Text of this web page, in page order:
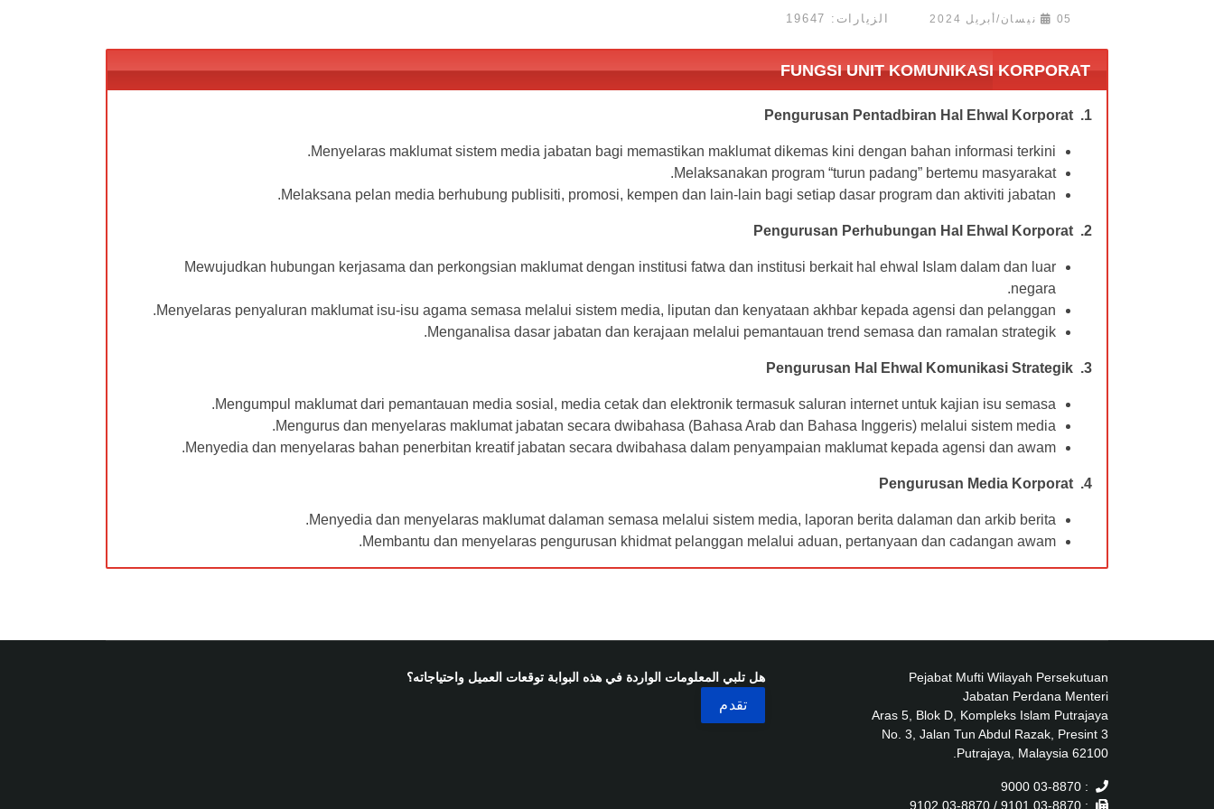
05 نيسان/أبريل 2024 الزيارات: 19647
FUNGSI UNIT KOMUNIKASI KORPORAT
1. Pengurusan Pentadbiran Hal Ehwal Korporat
Menyelaras maklumat sistem media jabatan bagi memastikan maklumat dikemas kini dengan bahan informasi terkini.
Melaksanakan program “turun padang” bertemu masyarakat.
Melaksana pelan media berhubung publisiti, promosi, kempen dan lain-lain bagi setiap dasar program dan aktiviti jabatan.
2. Pengurusan Perhubungan Hal Ehwal Korporat
Mewujudkan hubungan kerjasama dan perkongsian maklumat dengan institusi fatwa dan institusi berkait hal ehwal Islam dalam dan luar
negara.
Menyelaras penyaluran maklumat isu-isu agama semasa melalui sistem media, liputan dan kenyataan akhbar kepada agensi dan pelanggan.
Menganalisa dasar jabatan dan kerajaan melalui pemantauan trend semasa dan ramalan strategik.
3.
Pengurusan Hal Ehwal Komunikasi Strategik
Mengumpul maklumat dari pemantauan media sosial, media cetak dan elektronik termasuk saluran internet untuk kajian isu semasa.
Mengurus dan menyelaras maklumat jabatan secara dwibahasa (Bahasa Arab dan Bahasa Inggeris) melalui sistem media.
Menyedia dan menyelaras bahan penerbitan kreatif jabatan secara dwibahasa dalam penyampaian maklumat kepada agensi dan awam.
4. Pengurusan Media Korporat
Menyedia dan menyelaras maklumat dalaman semasa melalui sistem media, laporan berita dalaman dan arkib berita.
Membantu dan menyelaras pengurusan khidmat pelanggan melalui aduan, pertanyaan dan cadangan awam.
Pejabat Mufti Wilayah Persekutuan
Jabatan Perdana Menteri
Aras 5, Blok D, Kompleks Islam Putrajaya
No. 3, Jalan Tun Abdul Razak, Presint 3
62100 Putrajaya, Malaysia.
: 03-8870 9000
: 03-8870 9101 / 03-8870 9102
هل تلبي المعلومات الواردة في هذه البوابة توقعات العميل واحتياجاته؟